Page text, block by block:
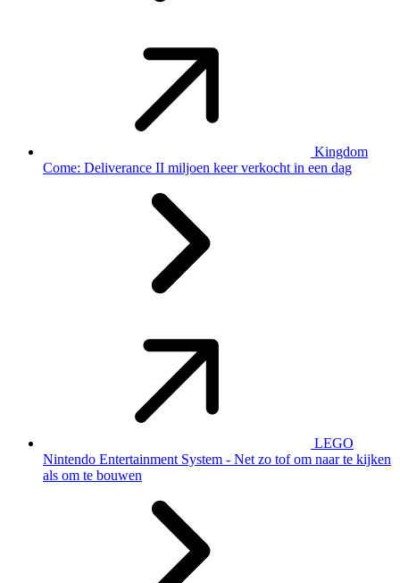
Kingdom
Come: Deliverance II miljoen keer verkocht in een dag
LEGO
Nintendo Entertainment System - Net zo tof om naar te kijken
als om te bouwen